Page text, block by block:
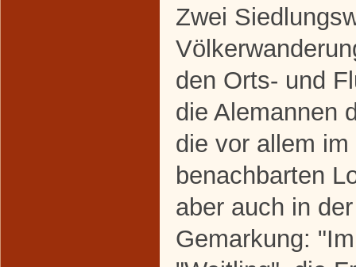
Zwei
den Orts- und
die Alemannen
die vor allem
benachbarten
aber auch in
Gemarkung: